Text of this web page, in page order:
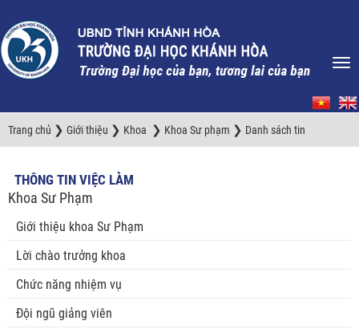
Trang chủ ❯ Giới thiệu ❯ Khoa ❯ Khoa Sư phạm ❯ Danh sách tin
THÔNG TIN VIỆC LÀM
Khoa Sư Phạm
Giới thiệu khoa Sư Phạm
Lời chào trưởng khoa
Chức năng nhiệm vụ
Đội ngũ giảng viên